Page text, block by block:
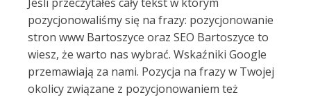
pozycjonowaliśmy się na frazy: pozycjonowanie
stron www Bartoszyce oraz SEO Bartoszyce to
wiesz, że warto nas wybrać. Wskaźniki Google
przemawiają za nami. Pozycja na frazy w Twojej
okolicy związane z pozycjonowaniem też